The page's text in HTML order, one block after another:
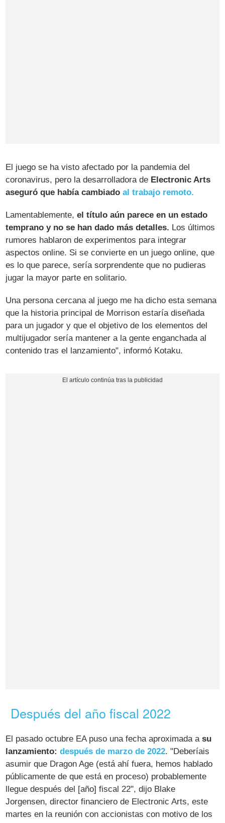
El juego se ha visto afectado por la pandemia del
coronavirus, pero la desarrolladora de Electronic Arts
aseguró que había cambiadoal trabajo remoto.
Lamentablemente,el título aún parece en un estado
temprano y no se han dado más detalles. Los últimos
rumores hablaron de experimentos para integrar
aspectos online. Si se convierte en un juego online, que
es lo que parece, sería sorprendente que no pudieras
jugar la mayor parte en solitario.
Una persona cercana al juego me ha dicho esta semana
que la historia principal de Morrison estaría diseñada
para un jugador y que el objetivo de los elementos del
multijugador sería mantener a la gente enganchada al
contenido tras el lanzamiento", informó Kotaku.
Después del año fiscal 2022
El pasado octubre EA puso una fecha aproximada asu
lanzamiento:después de marzo de 2022. "Deberíais
asumir que Dragon Age (está ahí fuera, hemos hablado
públicamente de que está en proceso) probablemente
llegue después del [año] fiscal 22", dijo Blake
Jorgensen, director financiero de Electronic Arts, este
martes en la reunión con accionistas con motivo de los